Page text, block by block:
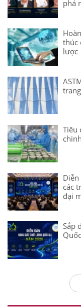
phá
thúc
lược
Tiêu
các
đại
Sắp